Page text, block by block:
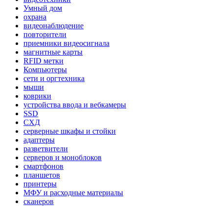
Умный дом
охрана
видеонаблюдение
повторители
приемники видеосигнала
магнитные карты
RFID метки
Компьютеры
сети и оргтехника
мыши
коврики
устройства ввода и вебкамеры
SSD
СХД
серверные шкафы и стойки
адаптеры
разветвители
серверов и моноблоков
смартфонов
планшетов
принтеры
МФУ и расходные материалы
сканеров